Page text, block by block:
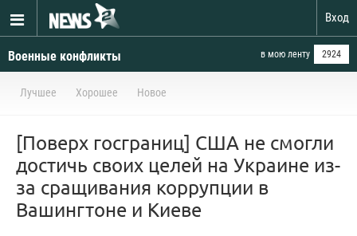
Вход
Военные конфликты в мою ленту 2924
Лучшее Хорошее Новое
[Поверх госграниц] США не смогли
достичь своих целей на Украине из-
за сращивания коррупции в
Вашингтоне и Киеве